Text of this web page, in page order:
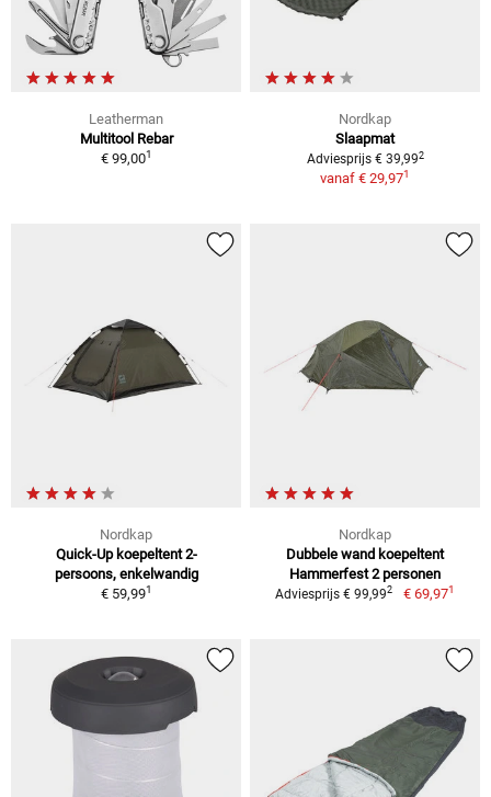
Leatherman
Multitool Rebar
€ 99,001
Nordkap
Slaapmat
Adviesprijs € 39,992
vanaf € 29,971
Nordkap
Quick-Up koepeltent 2-
persoons, enkelwandig
€ 59,991
Nordkap
Dubbele wand koepeltent
Hammerfest 2 personen
Adviesprijs € 99,992 € 69,971